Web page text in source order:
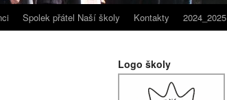
Spolek přátel Naší školy Kontakty 2024_2025
Logo školy